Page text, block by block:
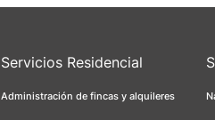
Servicios Residencial
Administración de fincas y alquileres